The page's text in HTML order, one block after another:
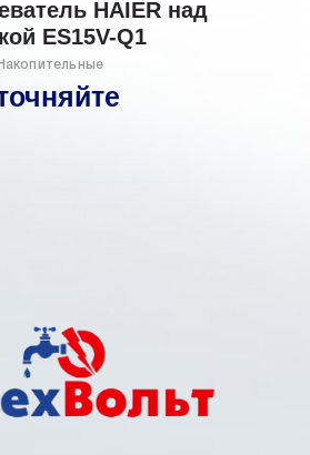
HAIER над
ES15V-Q1
Накопительные